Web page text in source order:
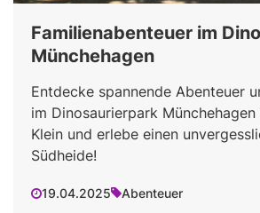
Familienabenteuer im
Münchehagen
Entdecke spannende Abenteuer
im Dinosaurierpark
Klein und erlebe einen
Südheide!
19.04.2025 Abenteuer